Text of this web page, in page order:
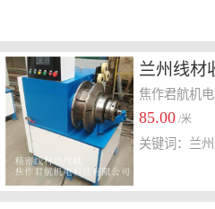
兰州线材
丝绕线机
焦作君航机
85.00 /米
关键词：兰